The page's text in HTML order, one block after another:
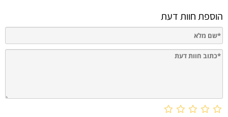
הוספת חוות דעת